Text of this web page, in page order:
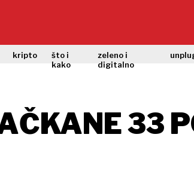
kripto
što i
kako
zeleno i
digitalno
33